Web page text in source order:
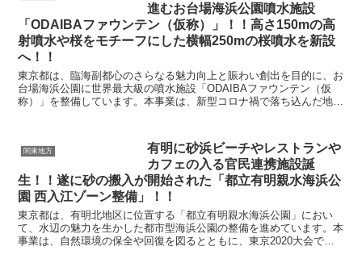
進むお台場海浜公園噴水施設
「ODAIBAファウンテン（仮称）」！！高さ150mの高
射噴水や桜をモチーフにした横幅250mの桜噴水を新設
へ！！
東京都は、臨海副都心のさらなる魅力向上と賑わい創出を目的に、お
台場海浜公園に世界最大級の噴水施設「ODAIBAファウンテン（仮
称）」を整備しています。本事業は、新型コロナ禍で落ち込んだ地域
関東地方
有明に砂浜ビーチやレストランや
カフェの入る官民連携施設誕
生！！遂に砂の搬入が開始された「都立有明親水海浜公
園 西入江ゾーン整備」！！
東京都は、有明北地区に位置する「都立有明親水海浜公園」におい
て、水辺の魅力を生かした都市型海浜公園の整備を進めています。本
事業は、自然環境の保全や回復を図るとともに、東京2020大会で培